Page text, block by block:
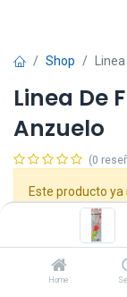
Home
Shop
Linea De
Anzuelo
(0
Este producto ya
Formas de Pago